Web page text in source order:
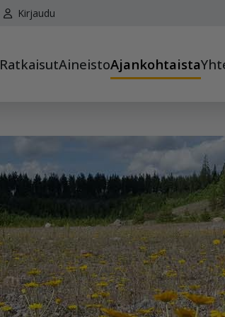
Kirjaudu
RatkaisutAineistoAjankohtaista